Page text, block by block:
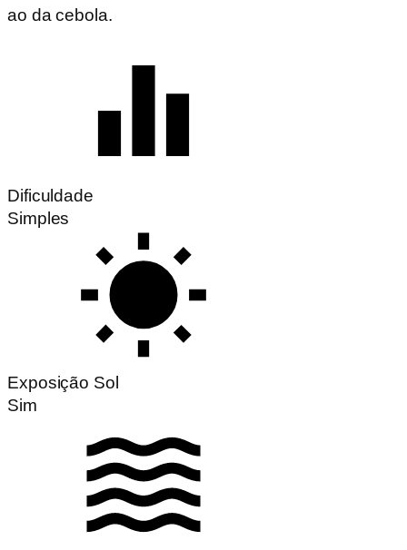
ao da cebola.
Dificuldade
Simples
Exposição Sol
Sim